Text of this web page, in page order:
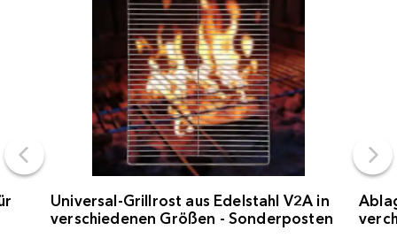
Universal-Grillrost aus Edelstahl V2A in
verschiedenen Größen - Sonderposten